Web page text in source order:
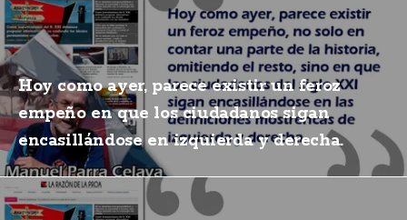
Hoy como ayer, parece existir un feroz
empeño en que los ciudadanos sigan
encasillándose en izquierda y derecha.